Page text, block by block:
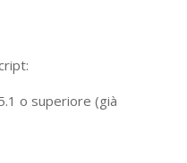
o superiore (già